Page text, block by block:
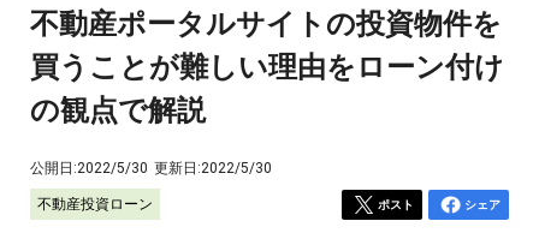
不動産ポータルサイトの投資物件を
買うことが難しい理由をローン付け
の観点で解説
公開日:2022/5/30 更新日:2022/5/30
不動産投資ローン ポスト シェア